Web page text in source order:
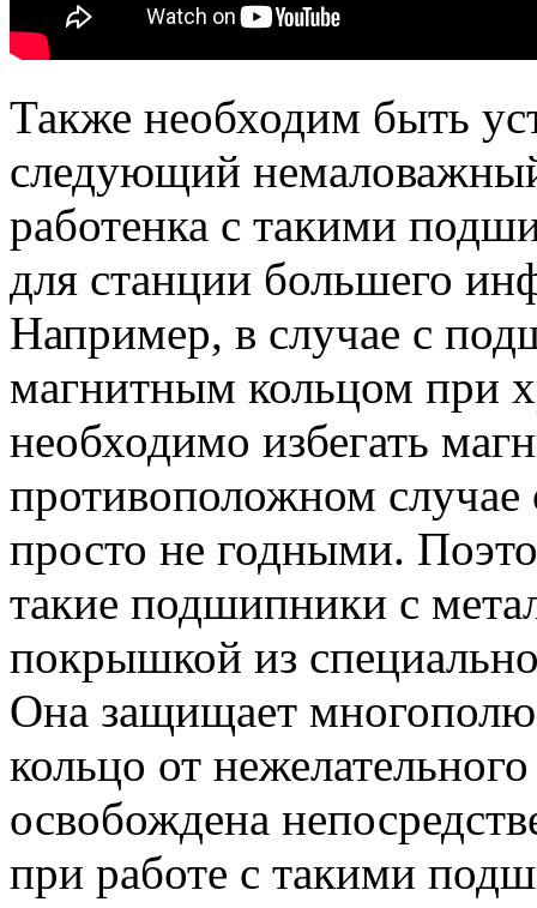
Также необходим быть
следующий
работенка с такими
для станции большего
Например, в случае с
магнитным кольцом при
необходимо избегать
противоположном случае
просто не годными.
такие подшипники с
покрышкой из
Она защищает
кольцо от
освобождена
при работе с такими